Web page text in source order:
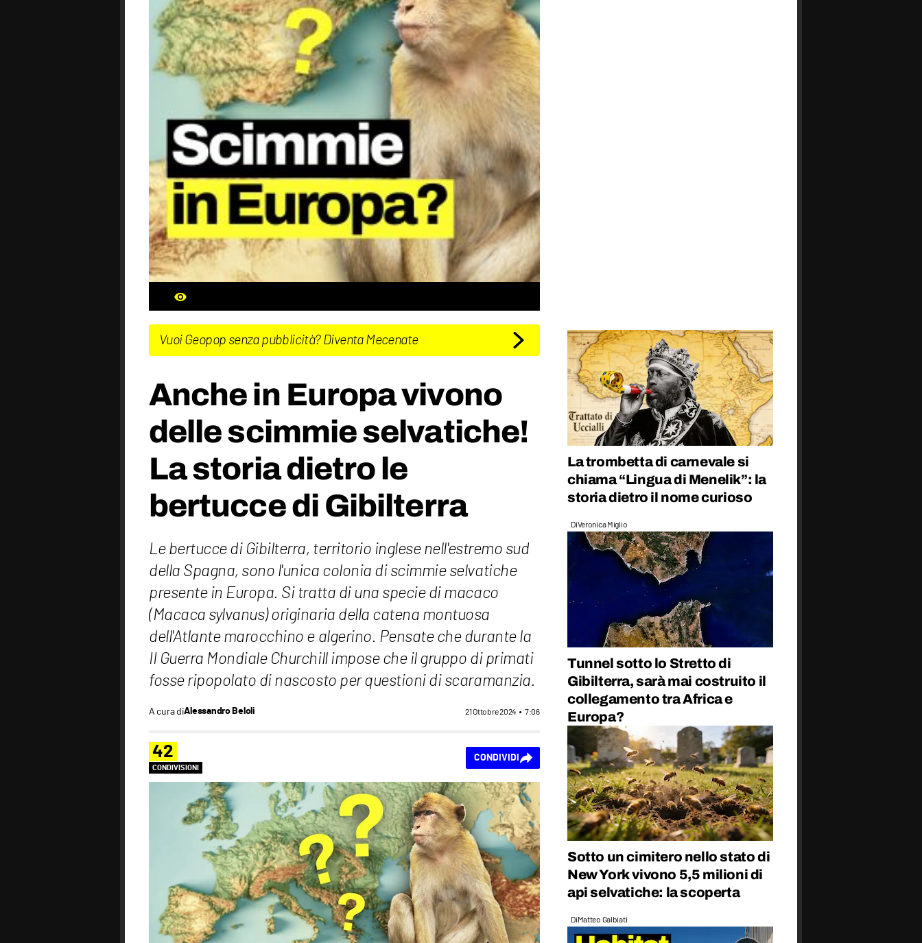
Vuoi Geopop senza pubblicità? Diventa Mecenate
Anche in Europa vivono
delle scimmie selvatiche!
La storia dietro le
bertucce di Gibilterra
Le bertucce di Gibilterra, territorio inglese nell'estremo sud
della Spagna, sono l'unica colonia di scimmie selvatiche
presente in Europa. Si tratta di una specie di macaco
(Macaca sylvanus) originaria della catena montuosa
dell'Atlante marocchino e algerino. Pensate che durante la
II Guerra Mondiale Churchill impose che il gruppo di primati
fosse ripopolato di nascosto per questioni di scaramanzia.
A cura diAlessandro Beloli 21 Ottobre 2024 7:06
42
CONDIVISIONI
CONDIVIDI
La trombetta di carnevale si
chiama “Lingua di Menelik”: la
storia dietro il nome curioso
DiVeronica Miglio
Tunnel sotto lo Stretto di
Gibilterra, sarà mai costruito il
collegamento tra Africa e
Europa?
Sotto un cimitero nello stato di
New York vivono 5,5 milioni di
api selvatiche: la scoperta
DiMatteo Galbiati